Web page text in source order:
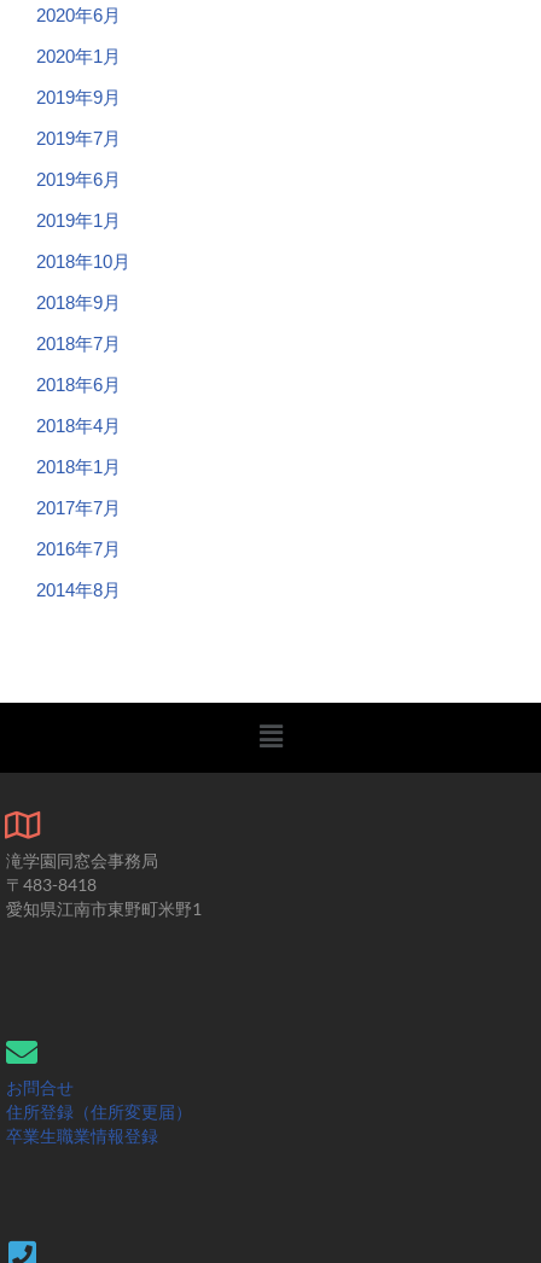
2020年6月
2020年1月
2019年9月
2019年7月
2019年6月
2019年1月
2018年10月
2018年9月
2018年7月
2018年6月
2018年4月
2018年1月
2017年7月
2016年7月
2014年8月
滝学園同窓会事務局
〒483-8418
愛知県江南市東野町米野1
お問合せ
住所登録（住所変更届）
卒業生職業情報登録